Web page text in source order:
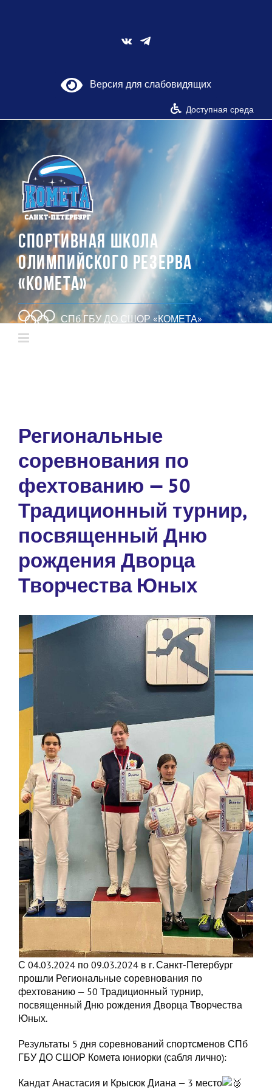
Vk
Версия для слабовидящих
Доступная среда
СПОРТИВНАЯ ШКОЛА
ОЛИМПИЙСКОГО РЕЗЕРВА
«КОМЕТА»
СПб ГБУ ДО СШОР «КОМЕТА»
Региональные
соревнования по
фехтованию — 50
Традиционный турнир,
посвященный Дню
рождения Дворца
Творчества Юных
С 04.03.2024 по 09.03.2024 в г. Санкт-Петербург
прошли Региональные соревнования по
фехтованию — 50 Традиционный турнир,
посвященный Дню рождения Дворца Творчества
Юных.
Результаты 5 дня соревнований спортсменов СПб
ГБУ ДО СШОР Комета юниорки (сабля лично):
Кандат Анастасия и Крысюк Диана — 3 место